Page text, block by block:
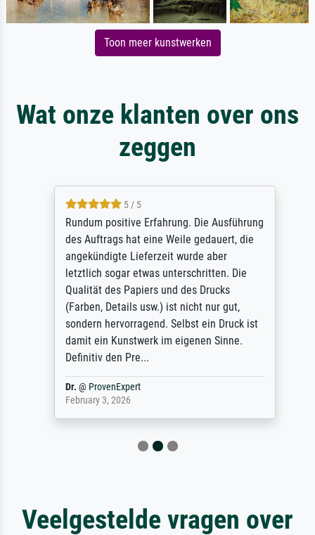
Toon meer kunstwerken
Wat onze klanten over ons
zeggen
5 / 5
Rundum positive Erfahrung. Die Ausführung
des Auftrags hat eine Weile gedauert, die
angekündigte Lieferzeit wurde aber
letztlich sogar etwas unterschritten. Die
Qualität des Papiers und des Drucks
(Farben, Details usw.) ist nicht nur gut,
sondern hervorragend. Selbst ein Druck ist
damit ein Kunstwerk im eigenen Sinne.
Definitiv den Pre...
Dr.@ProvenExpert
February 3, 2026
Veelgestelde vragen over